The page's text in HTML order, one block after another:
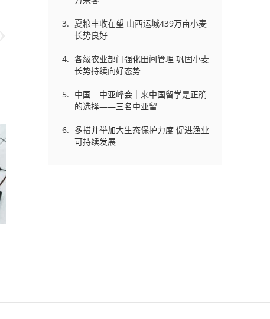
夏粮丰收在望 山西运城439万亩小麦
长势良好
各级农业部门强化田间管理 巩固小麦
长势持续向好态势
中国－中亚峰会｜来中国留学是正确
的选择——三名中亚留
多措并举加大生态保护力度 促进渔业
可持续发展